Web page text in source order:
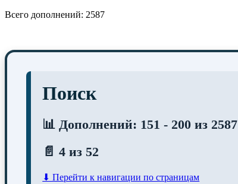
Всего дополнений: 2587
Поиск
📊 Дополнений: 151 - 200 из 2587
📄 4 из 52
⬇ Перейти к навигации по страницам